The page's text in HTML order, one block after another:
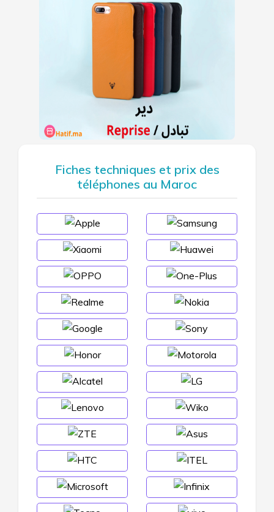
Fiches techniques et prix des
téléphones au Maroc